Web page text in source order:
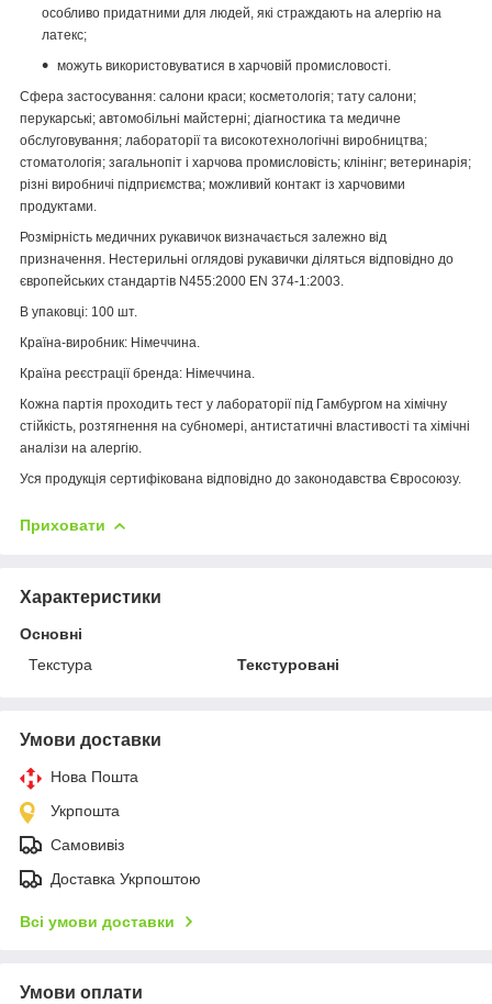
особливо придатними для людей, які страждають на алергію на
латекс;
можуть використовуватися в харчовій промисловості.
Сфера застосування: салони краси; косметологія; тату салони;
перукарські; автомобільні майстерні; діагностика та медичне
обслуговування; лабораторії та високотехнологічні виробництва;
стоматологія; загальнопіт і харчова промисловість; клінінг; ветеринарія;
різні виробничі підприємства; можливий контакт із харчовими
продуктами.
Розмірність медичних рукавичок визначається залежно від
призначення. Нестерильні оглядові рукавички діляться відповідно до
європейських стандартів N455:2000 EN 374-1:2003.
В упаковці: 100 шт.
Країна-виробник: Німеччина.
Країна реєстрації бренда: Німеччина.
Кожна партія проходить тест у лабораторії під Гамбургом на хімічну
стійкість, розтягнення на субномері, антистатичні властивості та хімічні
аналізи на алергію.
Уся продукція сертифікована відповідно до законодавства Євросоюзу.
Приховати
Характеристики
Основні
Текстура
Текстуровані
Умови доставки
Нова Пошта
Укрпошта
Самовивіз
Доставка Укрпоштою
Всі умови доставки
Умови оплати